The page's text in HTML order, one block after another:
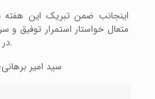
اینجانب ضمن تبریک این هفته
متعال خواستار استمرار توفیق و
در مسیر خدمت به میهن اسلامی هستم.
سید امیر